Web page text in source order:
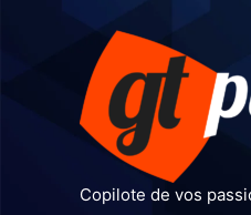
Copilote de vos